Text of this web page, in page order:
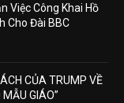
Việc Công Khai Hồ
Cho Đài BBC
CỦA TRUMP VỀ
MẪU GIÁO”